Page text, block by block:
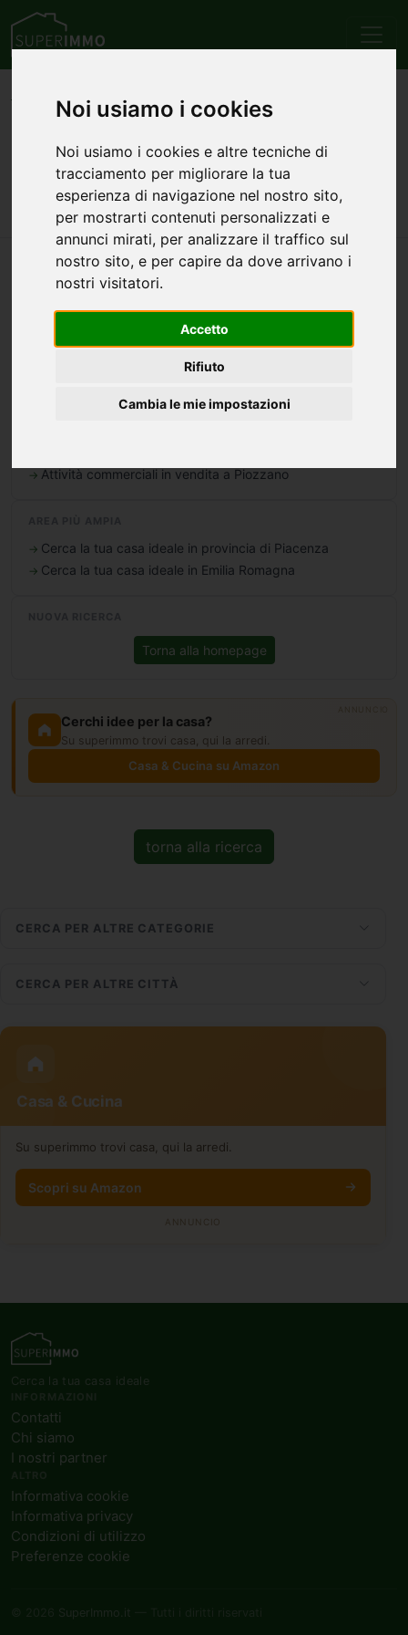
Noi usiamo i cookies
Noi usiamo i cookies e altre tecniche di
tracciamento per migliorare la tua
esperienza di navigazione nel nostro sito,
per mostrarti contenuti personalizzati e
annunci mirati, per analizzare il traffico sul
nostro sito, e per capire da dove arrivano i
nostri visitatori.
Accetto
Rifiuto
Cambia le mie impostazioni
Piozzano
Vendita Appartamenti
Annunci di appartamenti in
vendita a Piozzano
Nessun annuncio trovato per questa ricerca.
ALTRE CATEGORIE
Attici in vendita a Piozzano
Case/Ville in vendita a Piozzano
Commerciali/Industriali in vendita a Piozzano
Attività commerciali in vendita a Piozzano
Cerca la tua casa ideale in provincia di Piacenza
Cerca la tua casa ideale in Emilia Romagna
Torna alla homepage
Cerchi idee per la casa?
Su superimmo trovi casa, qui la arredi.
Casa & Cucina su Amazon
torna alla ricerca
CERCA PER ALTRE CATEGORIE
CERCA PER ALTRE CITTÀ
Casa & Cucina
Su superimmo trovi casa, qui la arredi.
Scopri su Amazon
ANNUNCIO
Cerca la tua casa ideale
Contatti
Chi siamo
I nostri partner
Informativa cookie
Informativa privacy
Condizioni di utilizzo
Preferenze cookie